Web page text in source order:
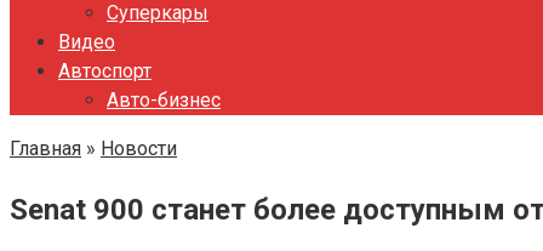
Суперкары
Видео
Автоспорт
Авто-бизнес
Главная » Новости
Senat 900 станет более доступным